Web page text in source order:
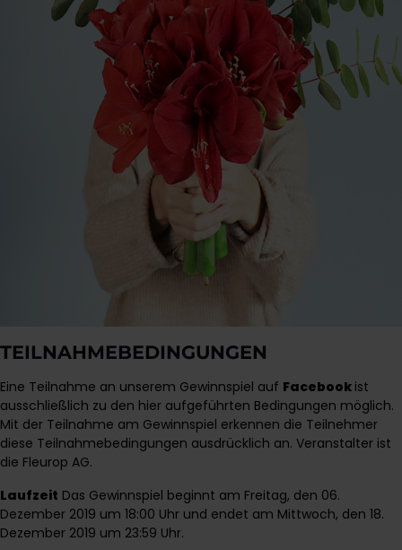
TEILNAHMEBEDINGUNGEN
Eine Teilnahme an unserem Gewinnspiel auf Facebook ist
ausschließlich zu den hier aufgeführten Bedingungen möglich.
Mit der Teilnahme am Gewinnspiel erkennen die Teilnehmer
diese Teilnahmebedingungen ausdrücklich an. Veranstalter ist
die Fleurop AG.
Laufzeit Das Gewinnspiel beginnt am Freitag, den 06.
Dezember 2019 um 18:00 Uhr und endet am Mittwoch, den 18.
Dezember 2019 um 23:59 Uhr.